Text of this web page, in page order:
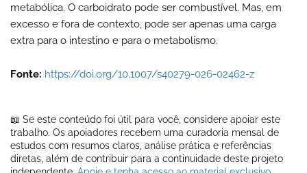
metabólica. O carboidrato pode ser combustível. Mas, em
excesso e fora de contexto, pode ser apenas uma carga
extra para o intestino e para o metabolismo.
Fonte: https://doi.org/10.1007/s40279-026-02462-z
📖 Se este conteúdo foi útil para você, considere apoiar este
trabalho. Os apoiadores recebem uma curadoria mensal de
estudos com resumos claros, análise prática e referências
diretas, além de contribuir para a continuidade deste projeto